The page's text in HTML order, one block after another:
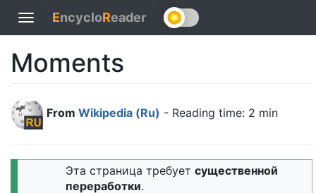
Toggle
navigation
EncycloReader
Moments
From Wikipedia (Ru) - Reading time: 2 min
Эта страница требует существенной
переработки.